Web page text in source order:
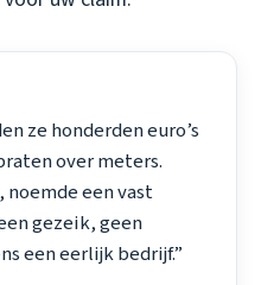
ze honderden euro’s
over meters.
een vast
gezeik, geen
een eerlijk bedrijf.”